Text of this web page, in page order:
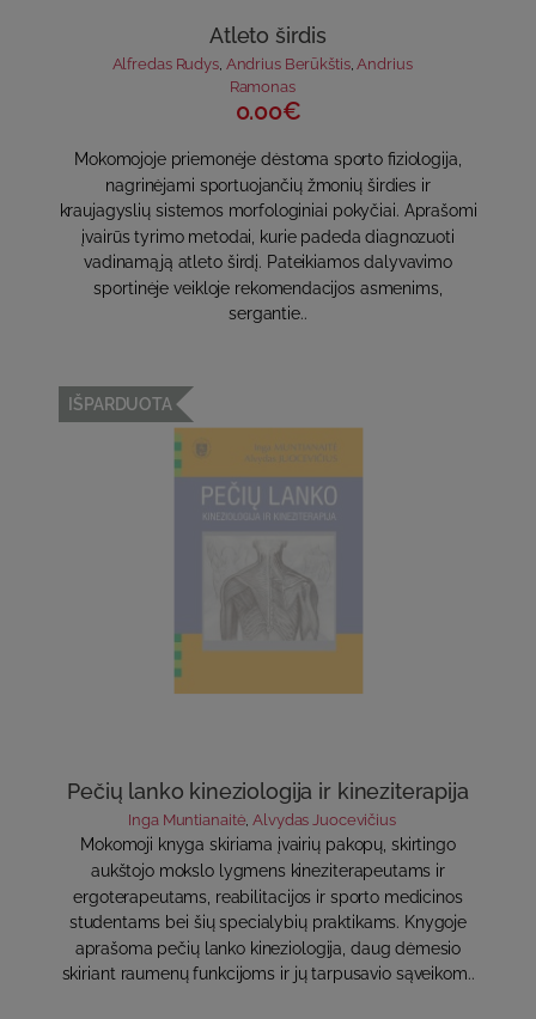
Atleto širdis
Alfredas Rudys, Andrius Berūkštis, Andrius
Ramonas
0.00€
Mokomojoje priemonėje dėstoma sporto fiziologija,
nagrinėjami sportuojančių žmonių širdies ir
kraujagyslių sistemos morfologiniai pokyčiai. Aprašomi
įvairūs tyrimo metodai, kurie padeda diagnozuoti
vadinamąją atleto širdį. Pateikiamos dalyvavimo
sportinėje veikloje rekomendacijos asmenims,
sergantie..
IŠPARDUOTA
Pečių lanko kineziologija ir kineziterapija
Inga Muntianaitė Alvydas Juocevičius
Mokomoji knyga skiriama įvairių pakopų, skirtingo
aukštojo mokslo lygmens kineziterapeutams ir
ergoterapeutams, reabilitacijos ir sporto medicinos
studentams bei šių specialybių praktikams. Knygoje
aprašoma pečių lanko kineziologija, daug dėmesio
skiriant raumenų funkcijoms ir jų tarpusavio sąveikom..